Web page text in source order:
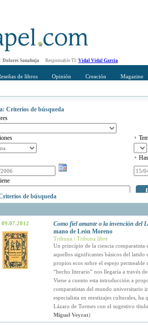
Dolores Sanahuja Responsable TI: Vidal Vidal Garcia
de libros Opinión Creación Magazine
Criterios de búsqueda
de búsqueda
09.07.2012 Como fiel amante o la invención del
mano de León Moreno
Tribuna / Tribuna libre
Un principio de la ciencia comparatista
aquellos significantes básicos del latido
propios ecos sobre el espejo
“hecho literario” nos llegaría a través
Viene a cuento esta introducción a
comparatistas del mundo universitario
especialista en mestizajes culturales,
Lázaro de Tormes con el sugestivo
Miguel Veyrat)